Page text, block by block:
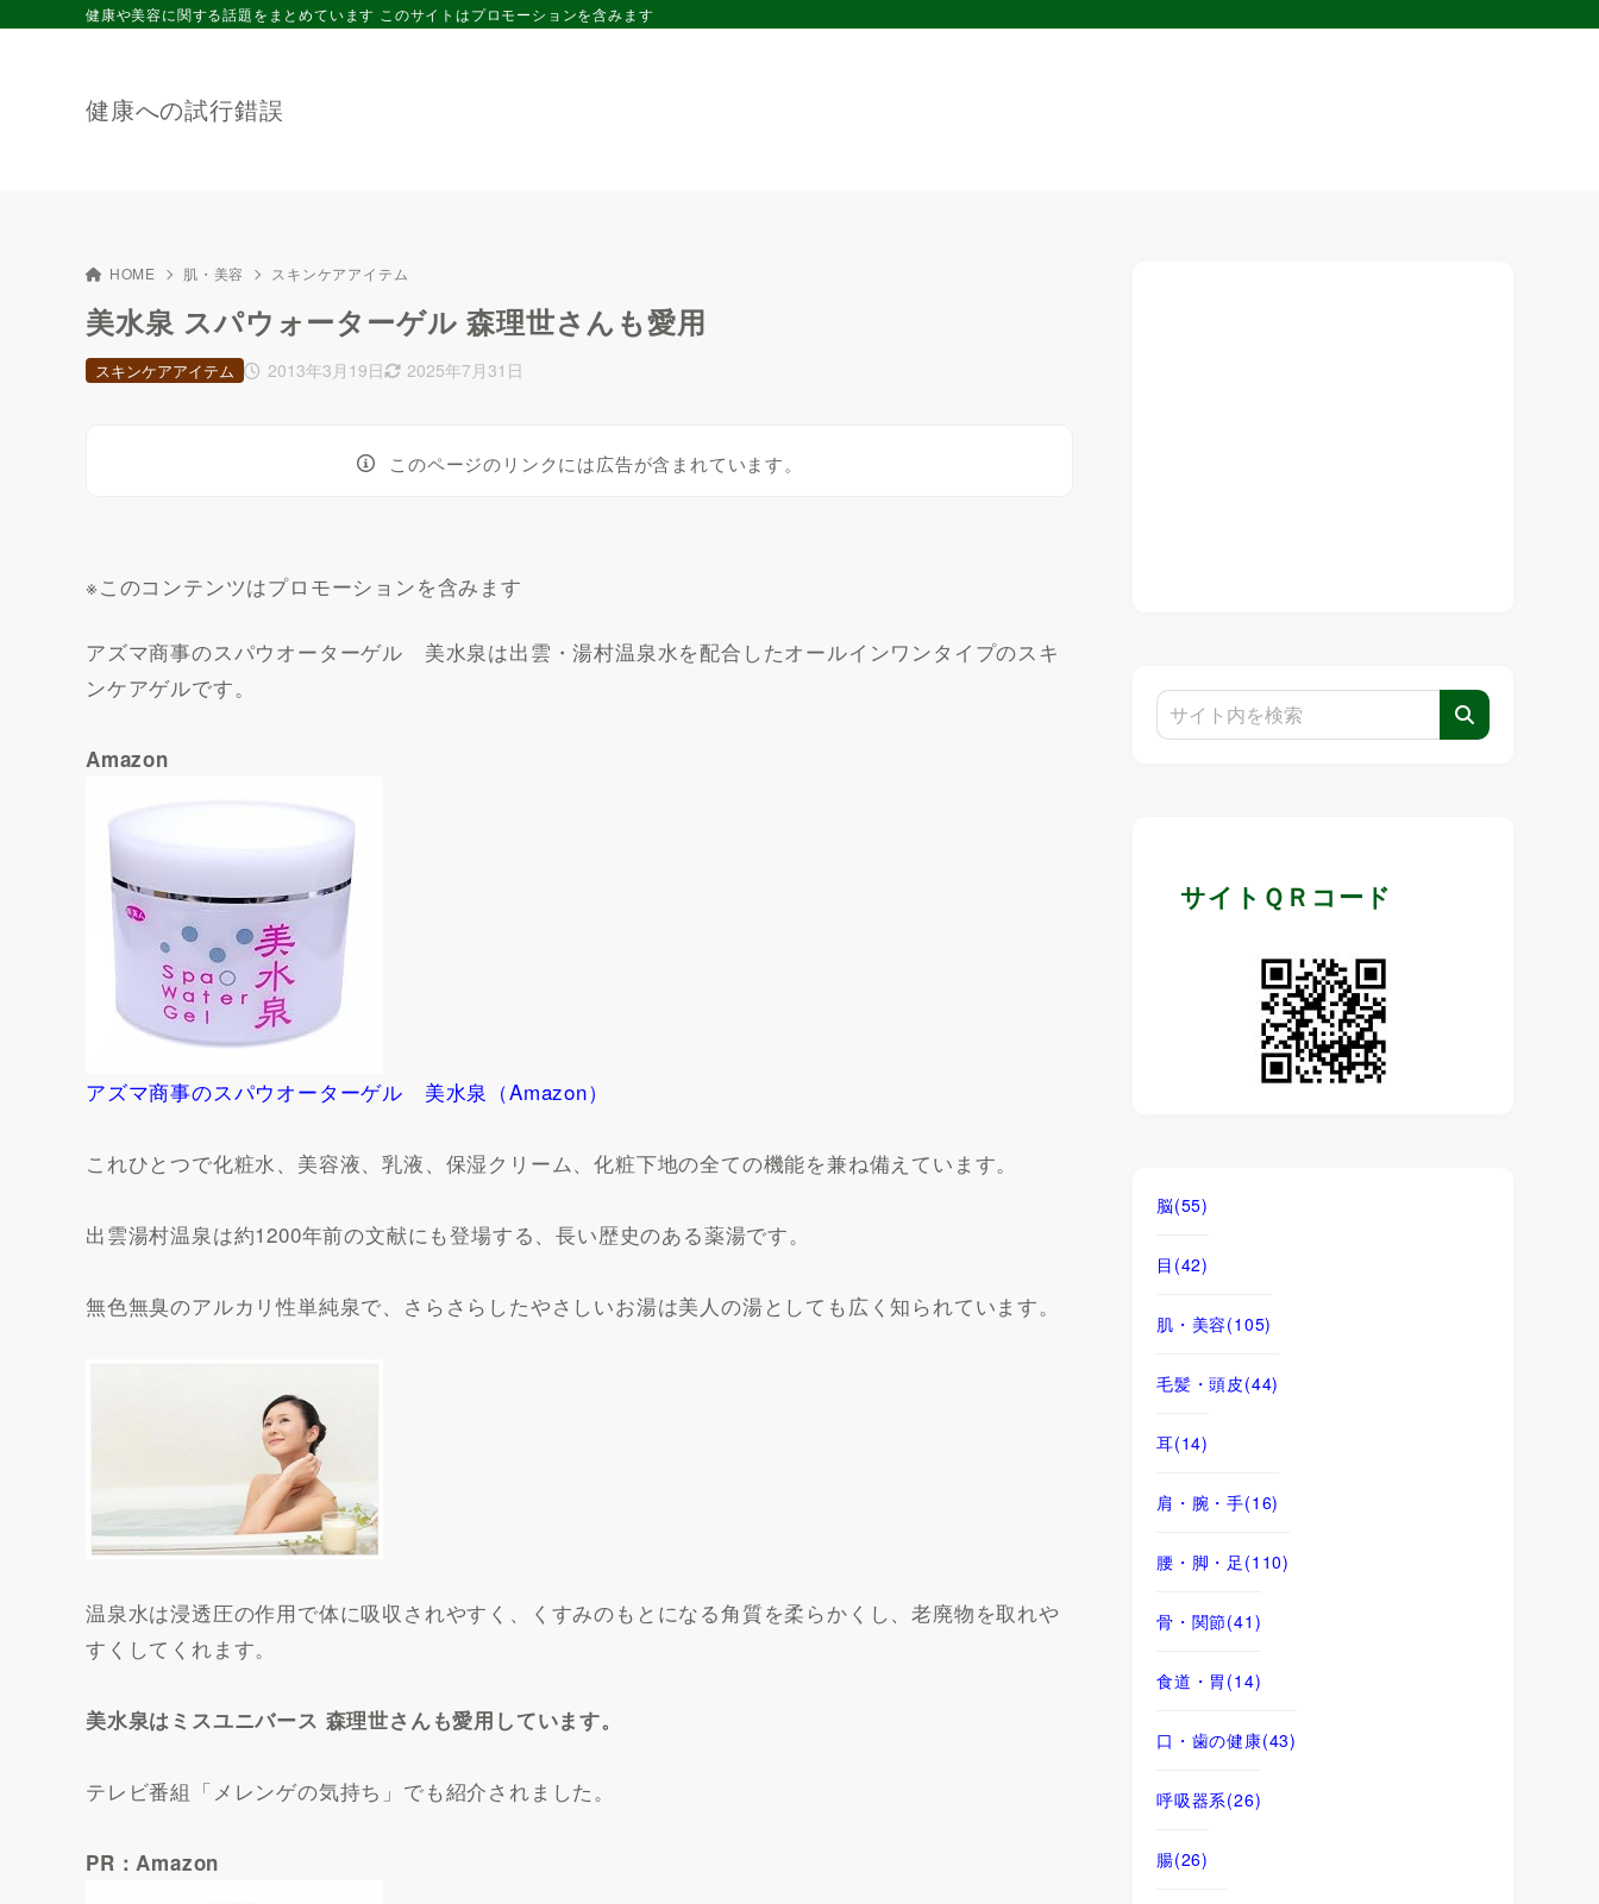
健康への試行錯誤
健康や美容に関する話題をまとめています このサイトはプロモーションを含みます
HOME 肌・美容 スキンケアアイテム
美水泉 スパウォーターゲル 森理世さんも愛用
2013年3月19日 2025年7月31日
スキンケアアイテム
このページのリンクには広告が含まれています。
※このコンテンツはプロモーションを含みます
アズマ商事のスパウオーターゲル 美水泉は出雲・湯村温泉水を配合したオールインワンタイプのスキ
ンケアゲルです。
Amazon
アズマ商事のスパウオーターゲル 美水泉（Amazon）
これひとつで化粧水、美容液、乳液、保湿クリーム、化粧下地の全ての機能を兼ね備えています。
出雲湯村温泉は約1200年前の文献にも登場する、長い歴史のある薬湯です。
無色無臭のアルカリ性単純泉で、さらさらしたやさしいお湯は美人の湯としても広く知られています。
温泉水は浸透圧の作用で体に吸収されやすく、くすみのもとになる角質を柔らかくし、老廃物を取れや
すくしてくれます。
美水泉はミスユニバース 森理世さんも愛用しています。
テレビ番組「メレンゲの気持ち」でも紹介されました。
PR：Amazon
サイトＱＲコード
脳(55)
目 (42)
肌・美容(105)
毛髪・頭皮(44)
耳(14)
肩・腕・手(16)
腰・脚・足 (110)
骨・関節(41)
食道・胃 (14)
口・歯の健康(43)
呼吸器系(26)
腸(26)